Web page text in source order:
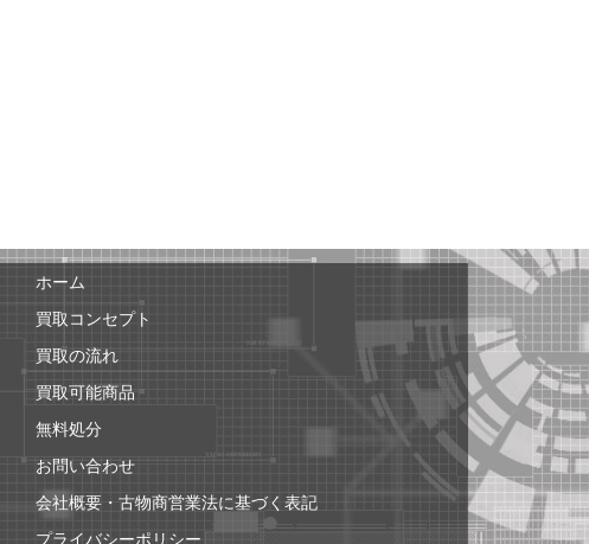
ホーム
買取コンセプト
買取の流れ
買取可能商品
無料処分
お問い合わせ
会社概要・古物商営業法に基づく表記
プライバシーポリシー